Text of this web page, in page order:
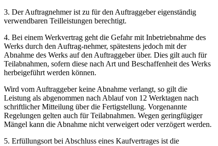
3. Der Auftragnehmer ist zu für den Auftraggeber eigenständig
verwendbaren Teilleistungen berechtigt.
4. Bei einem Werkvertrag geht die Gefahr mit Inbetriebnahme des
Werks durch den Auftrag-nehmer, spätestens jedoch mit der
Abnahme des Werks auf den Auftraggeber über. Dies gilt auch für
Teilabnahmen, sofern diese nach Art und Beschaffenheit des Werks
herbeigeführt werden können.
Wird vom Auftraggeber keine Abnahme verlangt, so gilt die
Leistung als abgenommen nach Ablauf von 12 Werktagen nach
schriftlicher Mitteilung über die Fertigstellung. Vorgenannte
Regelungen gelten auch für Teilabnahmen. Wegen geringfügiger
Mängel kann die Abnahme nicht verweigert oder verzögert werden.
5. Erfüllungsort bei Abschluss eines Kaufvertrages ist die